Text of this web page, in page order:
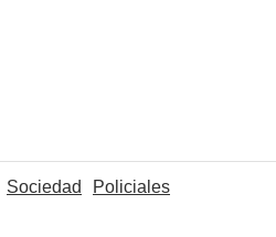
Sociedad
Policiales